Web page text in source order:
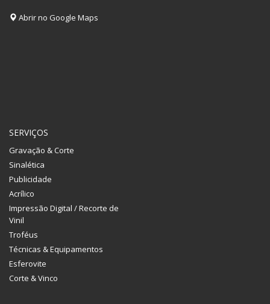
Abrir no Google Maps
SERVIÇOS
Gravação & Corte
Sinalética
Publicidade
Acrílico
Impressão Digital / Recorte de
Vinil
Troféus
Técnicas & Equipamentos
Esferovite
Corte & Vinco